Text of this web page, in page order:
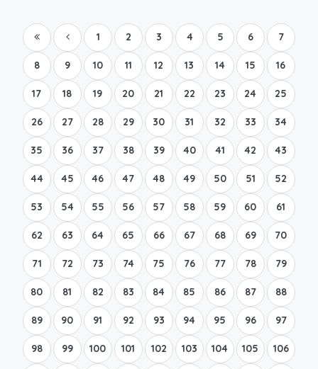
1 2 3 4 5 6 7
8 9 10 11 12 13 14 15 16
17 18 19 20 21 22 23 24 25
26 27 28 29 30 31 32 33 34
35 36 37 38 39 40 41 42 43
44 45 46 47 48 49 50 51 52
53 54 55 56 57 58 59 60 61
62 63 64 65 66 67 68 69 70
71 72 73 74 75 76 77 78 79
80 81 82 83 84 85 86 87 88
89 90 91 92 93 94 95 96 97
98 99 100 101 102 103 104 105 106